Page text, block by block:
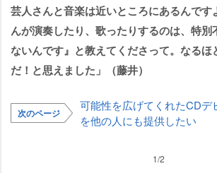
芸人さんと音楽は近いところにあるんです
んが演奏したり、歌ったりするのは、特別
ないんです』と教えてくださって。なるほ
だ！と思えました」（藤井）
次のページ
可能性を広げてくれたCDデ
を他の人にも提供したい
1/2